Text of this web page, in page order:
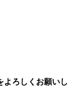
よろしくお願いし